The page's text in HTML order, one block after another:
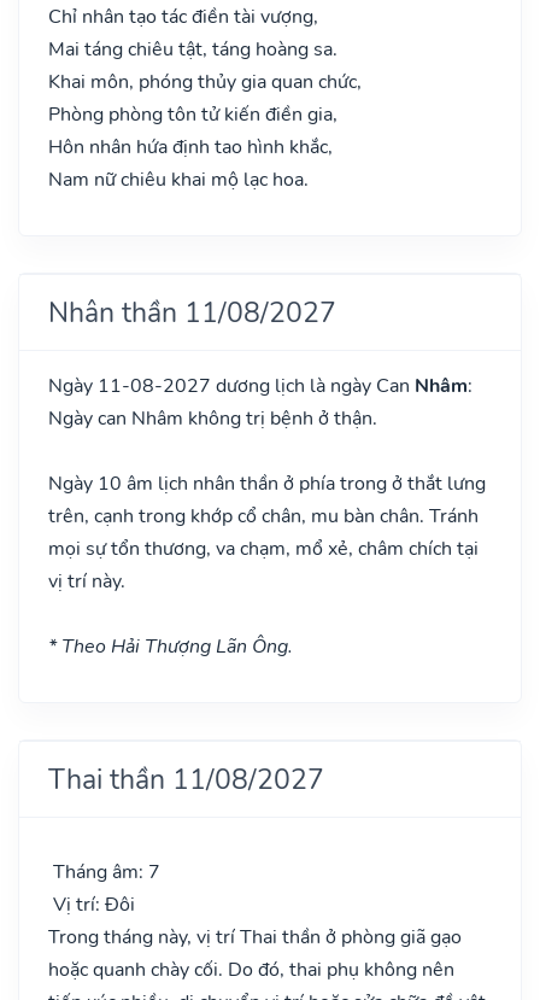
Chỉ nhân tạo tác điền tài vượng,
Mai táng chiêu tật, táng hoàng sa.
Khai môn, phóng thủy gia quan chức,
Phòng phòng tôn tử kiến điền gia,
Hôn nhân hứa định tao hình khắc,
Nam nữ chiêu khai mộ lạc hoa.
Nhân thần 11/08/2027
Ngày 11-08-2027 dương lịch là ngày Can Nhâm:
Ngày can Nhâm không trị bệnh ở thận.
Ngày 10 âm lịch nhân thần ở phía trong ở thắt lưng
trên, cạnh trong khớp cổ chân, mu bàn chân. Tránh
mọi sự tổn thương, va chạm, mổ xẻ, châm chích tại
vị trí này.
* Theo Hải Thượng Lãn Ông.
Thai thần 11/08/2027
Tháng âm: 7
Vị trí: Đôi
Trong tháng này, vị trí Thai thần ở phòng giã gạo
hoặc quanh chày cối. Do đó, thai phụ không nên